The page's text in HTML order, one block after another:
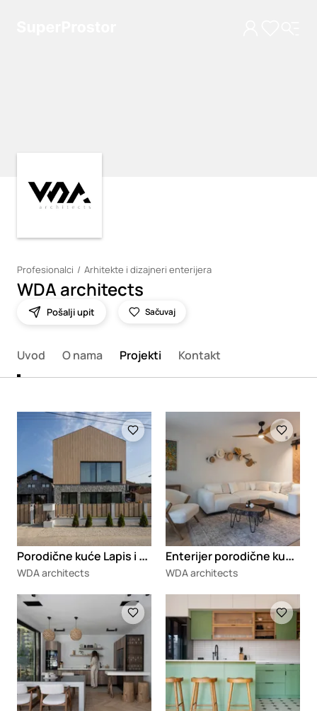
Profesionalci Arhitekte i dizajneri enterijera
WDA architects
Pošalji upit Sačuvaj
Uvod O nama Projekti Kontakt
Loading
P
orodične kuće Lapis i Lignum
WDA architects
Loading
E
nterijer porodične kuće Lapis
WDA architects
Loading